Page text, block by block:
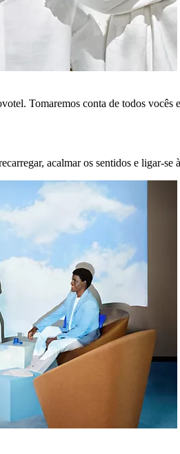
Tomaremos conta de todos vocês
acalmar os sentidos e ligar-se